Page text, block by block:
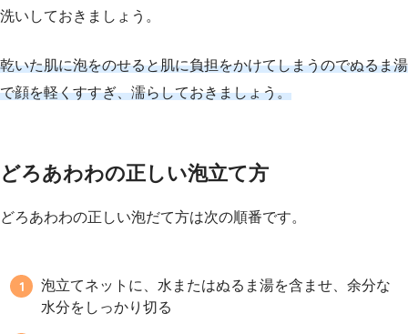
洗いしておきましょう。
乾いた肌に泡をのせると肌に負担をかけてしまうのでぬるま湯
で顔を軽くすすぎ、濡らしておきましょう。
どろあわわの正しい泡立て方
どろあわわの正しい泡だて方は次の順番です。
泡立てネットに、水またはぬるま湯を含ませ、余分な
水分をしっかり切る